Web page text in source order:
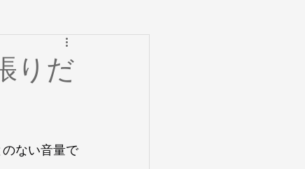
レッスン
ト マウスピース
りだ
ない音量で